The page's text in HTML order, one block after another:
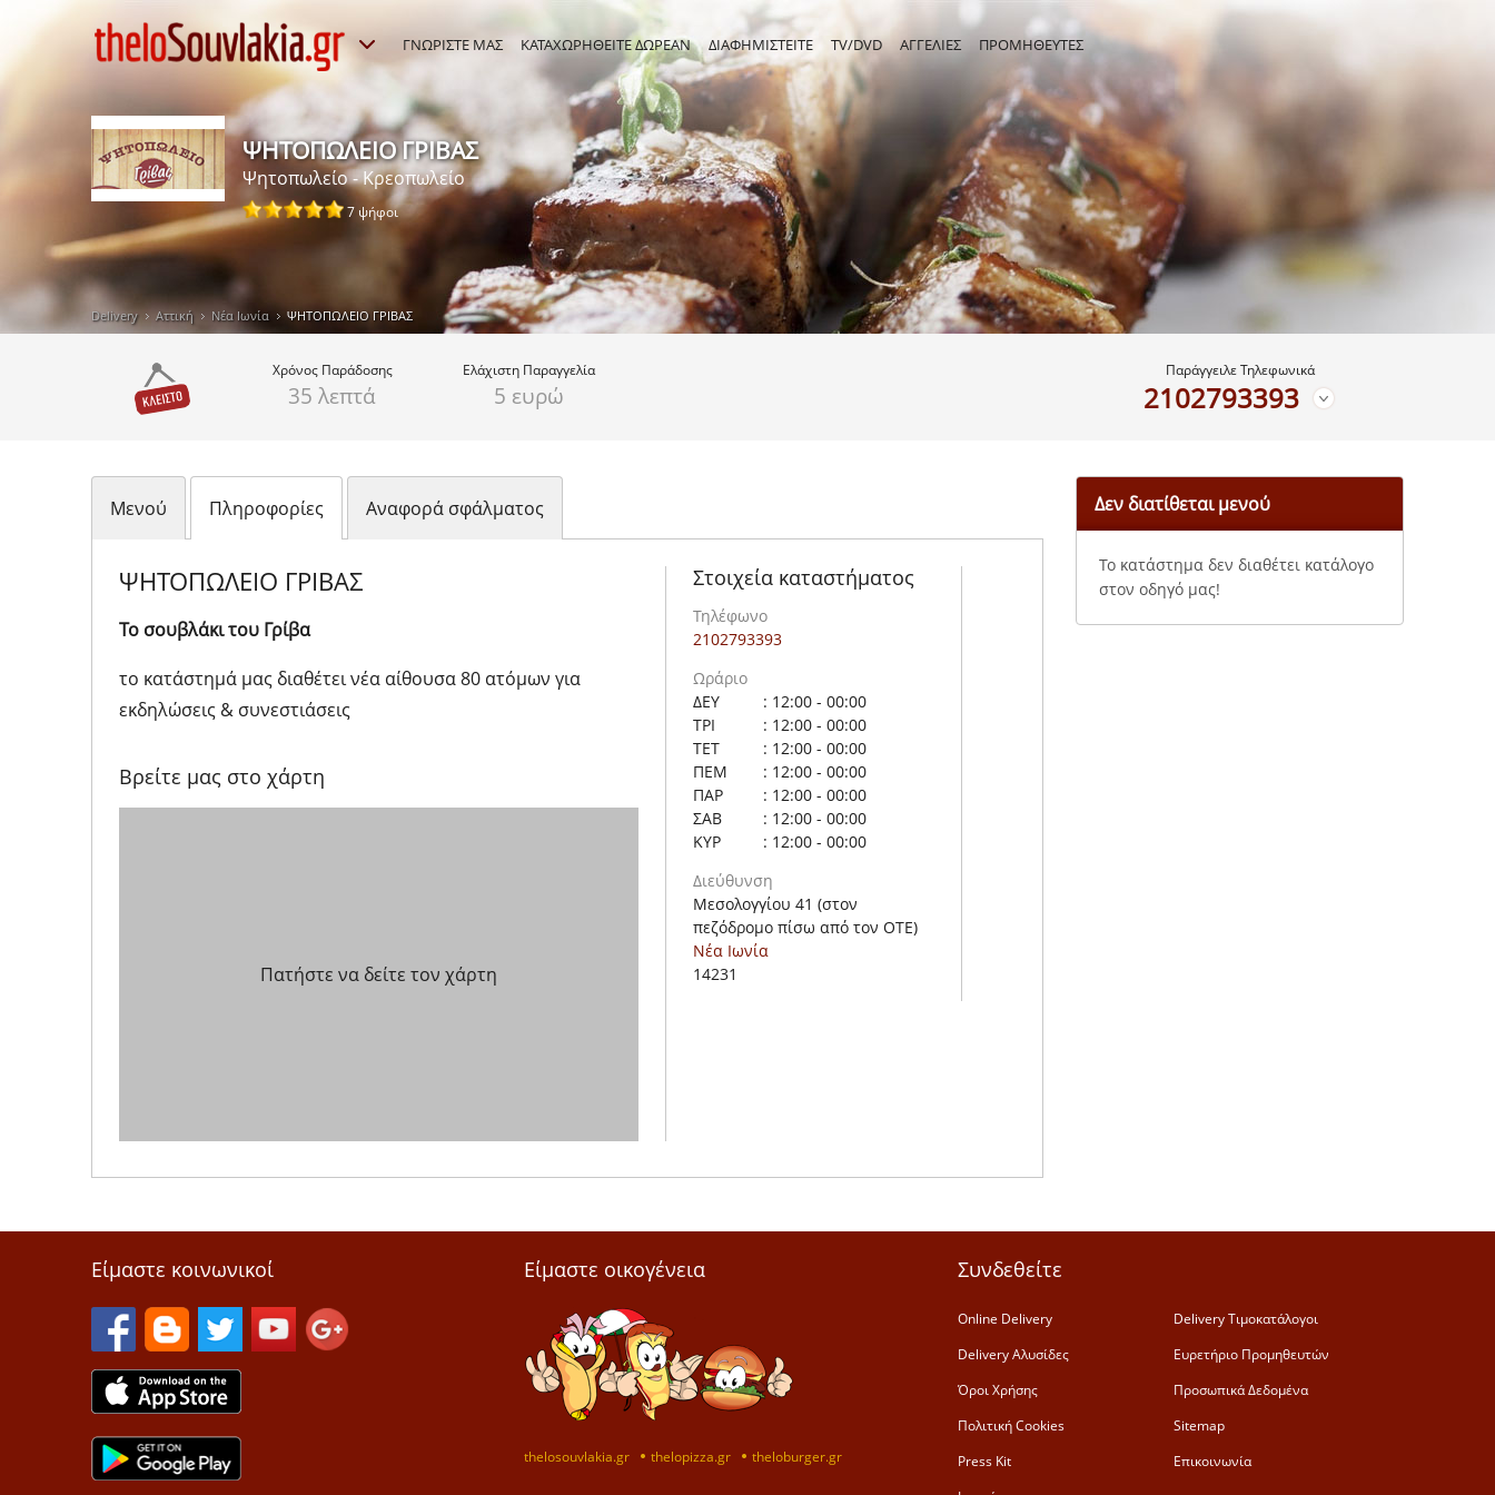
ΓΝΩΡΙΣΤΕ ΜΑΣ ΚΑΤΑΧΩΡΗΘΕΙΤΕ ΔΩΡΕΑΝ ΔΙΑΦΗΜΙΣΤΕΙΤΕ TV/DVD ΑΓΓΕΛΙΕΣ ΠΡΟΜΗΘΕΥΤΕΣ
ΨΗΤΟΠΩΛΕΙΟ ΓΡΙΒΑΣ
Ψητοπωλείο - Κρεοπωλείο
7 ψήφοι
Delivery Αττική Νέα Ιωνία ΨΗΤΟΠΩΛΕΙΟ ΓΡΙΒΑΣ
Χρόνος Παράδοσης
35 λεπτά
Ελάχιστη Παραγγελία
5 ευρώ
Παράγγειλε Τηλεφωνικά
2102793393
Μενού Πληροφορίες Αναφορά σφάλματος
Στοιχεία καταστήματος
Τηλέφωνο
2102793393
Ωράριο
ΔΕΥ
: 12:00 - 00:00
ΤΡΙ
: 12:00 - 00:00
ΤΕΤ
: 12:00 - 00:00
ΠΕΜ
: 12:00 - 00:00
ΠΑΡ
: 12:00 - 00:00
ΣΑΒ
: 12:00 - 00:00
ΚΥΡ
: 12:00 - 00:00
Διεύθυνση
Μεσολογγίου 41 (στον
πεζόδρομο πίσω από τον ΟΤΕ)
Νέα Ιωνία
14231
ΨΗΤΟΠΩΛΕΙΟ ΓΡΙΒΑΣ
Το σουβλάκι του Γρίβα
το κατάστημά μας διαθέτει νέα αίθουσα 80 ατόμων για
εκδηλώσεις & συνεστιάσεις
Βρείτε μας στο χάρτη
Πατήστε να δείτε τον χάρτη
Δεν διατίθεται μενού
Το κατάστημα δεν διαθέτει κατάλογο
στον οδηγό μας!
Είμαστε κοινωνικοί Είμαστε οικογένεια
thelosouvlakia.gr thelopizza.gr theloburger.gr
Συνδεθείτε
Online Delivery
Delivery Τιμοκατάλογοι
Delivery Αλυσίδες
Ευρετήριο Προμηθευτών
Όροι Χρήσης
Προσωπικά Δεδομένα
Πολιτική Cookies
Sitemap
Press Kit
Επικοινωνία